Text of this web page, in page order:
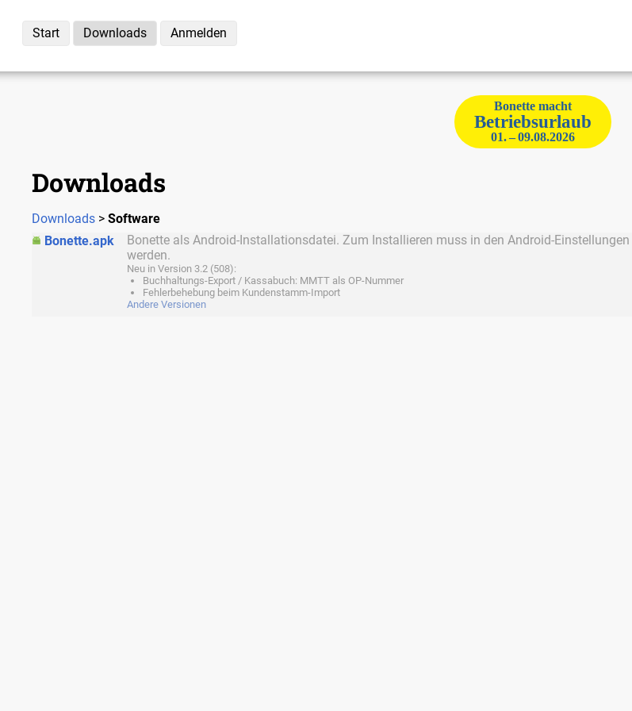
Start Downloads Anmelden
Bonette macht
Betriebsurlaub
01. – 09.08.2026
Downloads
Downloads > Software
Bonette.apk
Bonette als Android-Installationsdatei. Zum Installieren muss in den Android-
werden.
Neu in Version 3.2 (508):
Buchhaltungs-Export / Kassabuch: MMTT als OP-Nummer
Fehlerbehebung beim Kundenstamm-Import
Andere Versionen